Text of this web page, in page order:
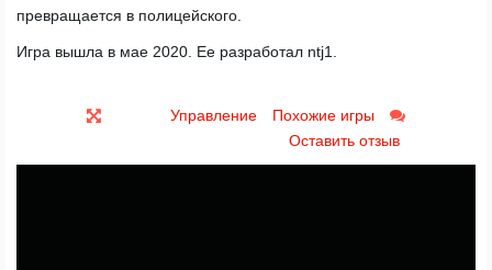
превращается в полицейского.
Игра вышла в мае 2020. Ее разработал ntj1.
Управление
Похожие игры
Оставить отзыв